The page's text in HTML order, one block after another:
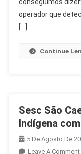
conseguimos
operador que
[…]
Continue
Sesc São
Indígena
5 De Agosto De
Leave A Comment